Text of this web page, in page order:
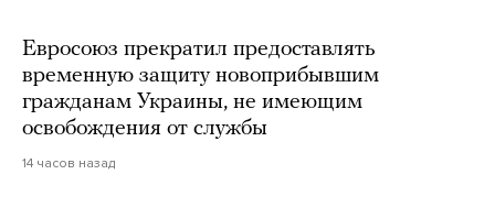
Евросоюз прекратил предоставлять
временную защиту новоприбывшим
гражданам Украины, не имеющим
освобождения от службы
14 часов назад